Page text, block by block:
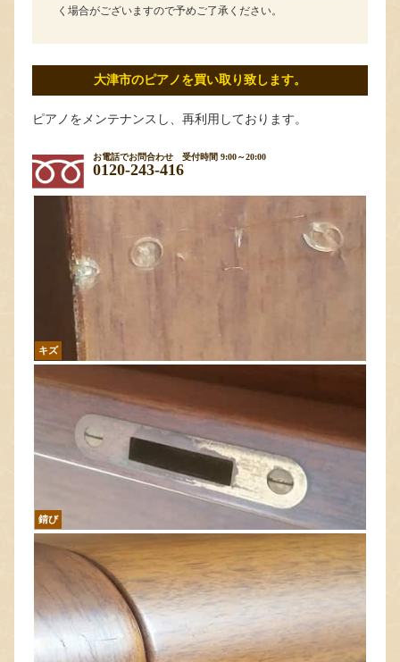
く場合がございますので予めご了承ください。
大津市のピアノを買い取り致します。
ピアノをメンテナンスし、再利用しております。
お電話でお問合わせ 受付時間 9:00～20:00
0120-243-416
キズ
錆び